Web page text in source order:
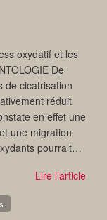
oxydatif et les
De
de cicatrisation
réduit
en effet une
une migration
pourrait…
Lire l’article